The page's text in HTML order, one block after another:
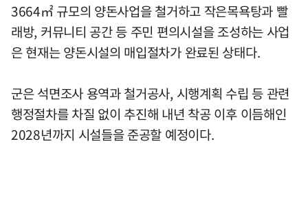
3664㎡ 규모의 양돈사업을 철거하고 작은목욕탕과 빨
래방, 커뮤니티 공간 등 주민 편의시설을 조성하는 사업
은 현재는 양돈시설의 매입절차가 완료된 상태다.
군은 석면조사 용역과 철거공사, 시행계획 수립 등 관련
행정절차를 차질 없이 추진해 내년 착공 이후 이듬해인
2028년까지 시설들을 준공할 예정이다.